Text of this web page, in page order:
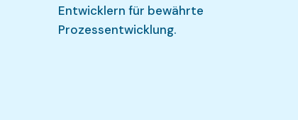
Entwicklern für bewährte
Prozessentwicklung.